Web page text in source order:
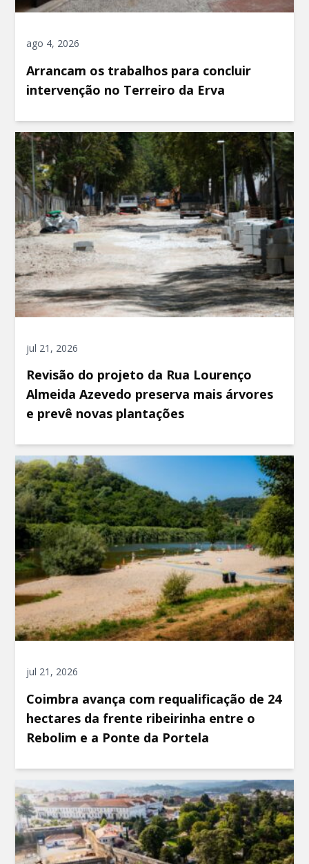
ago 4, 2026
Arrancam os trabalhos para concluir
intervenção no Terreiro da Erva
jul 21, 2026
Revisão do projeto da Rua Lourenço
Almeida Azevedo preserva mais árvores
e prevê novas plantações
jul 21, 2026
Coimbra avança com requalificação de 24
hectares da frente ribeirinha entre o
Rebolim e a Ponte da Portela